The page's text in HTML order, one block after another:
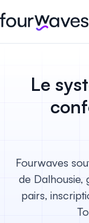
adapté aux
Gestion
Programme
facilement
Notre
Le
Fourwaves
de Dalhousie,
pairs,